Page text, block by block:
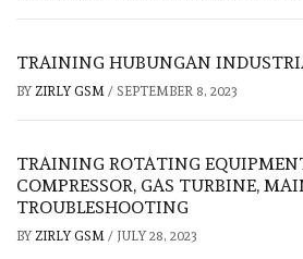
TRAINING HUBUNGAN
BY ZIRLY GSM / SEPTEMBER 8, 2023
TRAINING ROTATING
COMPRESSOR, GAS TURBINE,
TROUBLESHOOTING
BY ZIRLY GSM / JULY 28, 2023